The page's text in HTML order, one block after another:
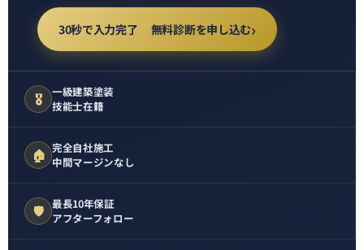
30秒で入力完了 無料診断を申し込む
🎖️
一級建築塗装
技能士在籍
🏠 完全自社施工
中間マージンなし
🛡️ 最長10年保証
アフターフォロー